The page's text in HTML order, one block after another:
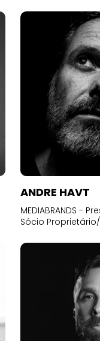
ANDRE HAVT
MEDIABRANDS -
Sócio